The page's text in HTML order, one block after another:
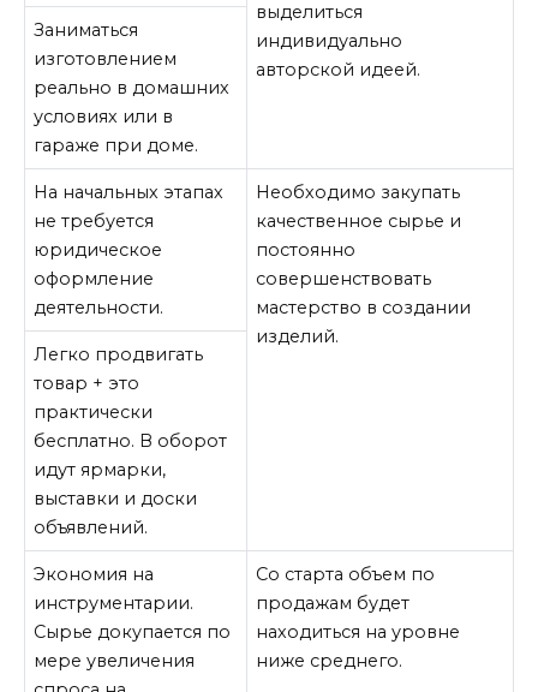
выделиться
индивидуально
авторской идеей.
Заниматься
изготовлением
реально в домашних
условиях или в
гараже при доме.
На начальных этапах
не требуется
юридическое
оформление
деятельности.
Необходимо закупать
качественное сырье и
постоянно
совершенствовать
мастерство в создании
изделий.
Легко продвигать
товар + это
практически
бесплатно. В оборот
идут ярмарки,
выставки и доски
объявлений.
Экономия на
инструментарии.
Сырье докупается по
мере увеличения
Со старта объем по
продажам будет
находиться на уровне
ниже среднего.